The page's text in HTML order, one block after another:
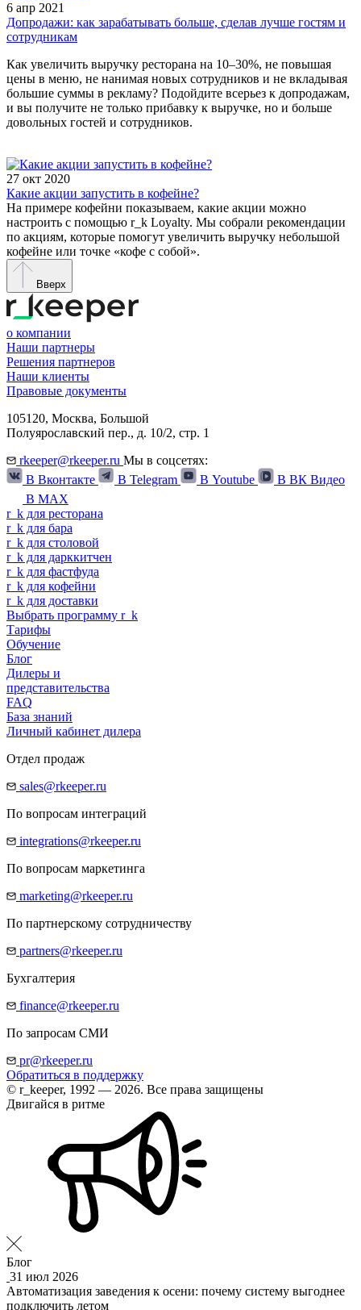
6 апр 2021
Допродажи: как зарабатывать больше, сделав лучше гостям и
сотрудникам
Как увеличить выручку ресторана на 10–30%, не повышая
цены в меню, не нанимая новых сотрудников и не вкладывая
большие суммы в рекламу? Подойдите всерьез к допродажам,
и вы получите не только прибавку к выручке, но и больше
довольных гостей и сотрудников.
27 окт 2020
Какие акции запустить в кофейне?
На примере кофейни показываем, какие акции можно
настроить с помощью r_k Loyalty. Мы собрали рекомендации
по акциям, которые помогут увеличить выручку небольшой
кофейне или точке «кофе с собой».
Вверх
о компании
Наши партнеры
Решения партнеров
Наши клиенты
Правовые документы
105120, Москва, Большой
Полуярославский пер., д. 10/2, стр. 1
rkeeper@rkeeper.ru Мы в соцсетях:
В Вконтакте
В Telegram В Youtube
В ВК Видео
В MAX
r_ k для ресторана
r_ k для бара
r_ k для столовой
r_ k для дарккитчен
r_ k для фастфуда
r_ k для кофейни
r_ k для доставки
Выбрать программу r_ k
Тарифы
Обучение
Блог
Дилеры и
представительства
FAQ
База знаний
Личный кабинет дилера
Отдел продаж
sales@rkeeper.ru
По вопросам интеграций
integrations@rkeeper.ru
По вопросам маркетинга
marketing@rkeeper.ru
По партнерскому сотрудничеству
partners@rkeeper.ru
Бухгалтерия
finance@rkeeper.ru
По запросам СМИ
pr@rkeeper.ru
Обратиться в поддержку
© r_keeper, 1992 — 2026. Все права защищены
Двигайся в ритме
Блог
31 июл 2026
Автоматизация заведения к осени: почему систему выгоднее
подключить летом